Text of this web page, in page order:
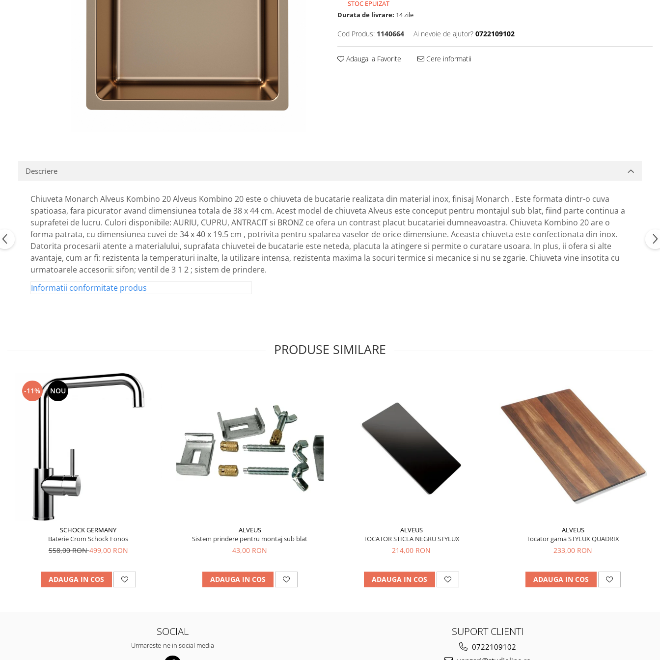
STOC EPUIZAT
Durata de livrare: 14 zile
Cod Produs: 1140664 Ai nevoie de ajutor? 0722109102
Adauga la Favorite Cere informatii
Descriere
Chiuveta Monarch Alveus Kombino 20 Alveus Kombino 20 este o chiuveta de bucatarie realizata din material inox, finisaj Monarch . Este formata dintr-o cuva
spatioasa, fara picurator avand dimensiunea totala de 38 x 44 cm. Acest model de chiuveta Alveus este conceput pentru montajul sub blat, fiind parte continua a
suprafetei de lucru. Culori disponibile: AURIU, CUPRU, ANTRACIT si BRONZ ce ofera un contrast placut bucatariei dumneavoastra. Chiuveta Kombino 20 are o
forma patrata, cu dimensiunea cuvei de 34 x 40 x 19.5 cm , potrivita pentru spalarea vaselor de orice dimensiune. Aceasta chiuveta este confectionata din inox.
Datorita procesarii atente a materialului, suprafata chiuvetei de bucatarie este neteda, placuta la atingere si permite o curatare usoara. In plus, ii ofera si alte
avantaje, cum ar fi: rezistenta la temperaturi inalte, la utilizare intensa, rezistenta maxima la socuri termice si mecanice si nu se zgarie. Chiuveta vine insotita cu
urmatoarele accesorii: sifon; ventil de 3 1 2 ; sistem de prindere.
Informatii conformitate produs
PRODUSE SIMILARE
-11% NOU
SCHOCK GERMANY
Baterie Crom Schock Fonos
558,00 RON499,00 RON
ADAUGA IN COS
ALVEUS
Sistem prindere pentru montaj sub blat
43,00 RON
ADAUGA IN COS
ALVEUS
TOCATOR STICLA NEGRU STYLUX
214,00 RON
ADAUGA IN COS
ALVEUS
Tocator gama STYLUX QUADRIX
233,00 RON
ADAUGA IN COS
SOCIAL
Urmareste-ne in social media
SUPORT CLIENTI
0722109102